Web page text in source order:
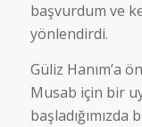
başvurdum ve
yönlendirdi.
Güliz Hanım’a
Musab için bir